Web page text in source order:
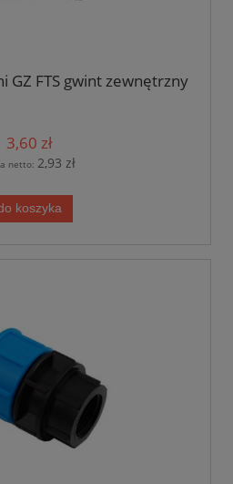
GZ FTS gwint zewnętrzny
3,60 zł
netto: 2,93 zł
koszyka